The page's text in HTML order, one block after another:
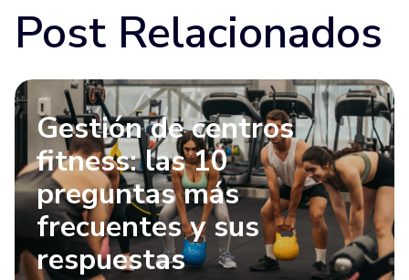
Post Relacionados
Gestión de centros
fitness: las 10
preguntas más
frecuentes y sus
respuestas